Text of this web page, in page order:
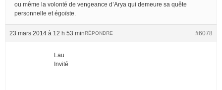
ou même la volonté de vengeance d’Arya qui demeure sa quête
personnelle et égoïste.
23 mars 2014 à 12 h 53 min #6078
RÉPONDRE
Lau
Invité